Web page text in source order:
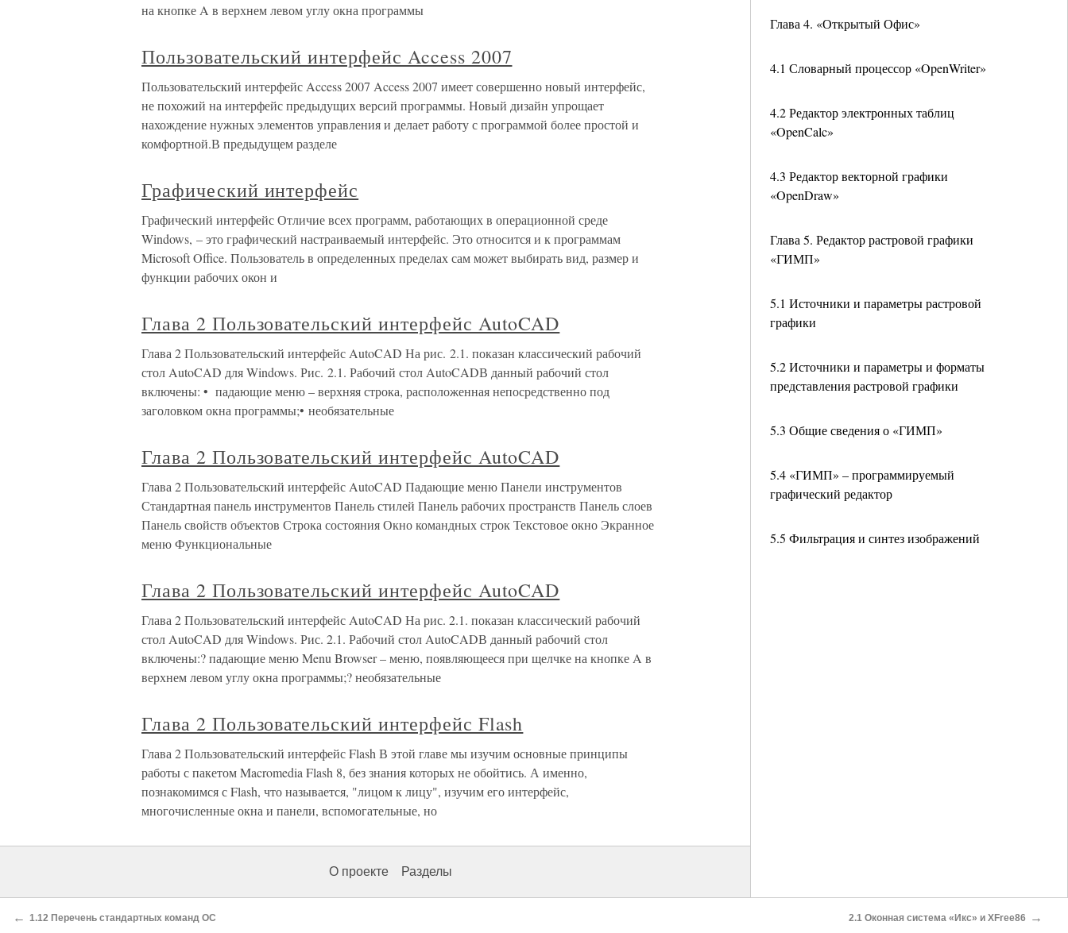
Глава 4. «Открытый Офис»
4.1 Словарный процессор «OpenWriter»
4.2 Редактор электронных таблиц
«OpenCalc»
4.3 Редактор векторной графики
«OpenDraw»
Глава 5. Редактор растровой графики
«ГИМП»
5.1 Источники и параметры растровой
графики
5.2 Источники и параметры и форматы
представления растровой графики
5.3 Общие сведения о «ГИМП»
5.4 «ГИМП» – программируемый
графический редактор
5.5 Фильтрация и синтез изображений
на кнопке A в верхнем левом углу окна программы
Пользовательский интерфейс Access 2007
Пользовательский интерфейс Access 2007 Access 2007 имеет совершенно новый интерфейс,
не похожий на интерфейс предыдущих версий программы. Новый дизайн упрощает
нахождение нужных элементов управления и делает работу с программой более простой и
комфортной.В предыдущем разделе
Графический интерфейс
Графический интерфейс Отличие всех программ, работающих в операционной среде
Windows, – это графический настраиваемый интерфейс. Это относится и к программам
Microsoft Office. Пользователь в определенных пределах сам может выбирать вид, размер и
функции рабочих окон и
Глава 2 Пользовательский интерфейс AutoCAD
Глава 2 Пользовательский интерфейс AutoCAD На рис. 2.1. показан классический рабочий
стол AutoCAD для Windows. Рис. 2.1. Рабочий стол AutoCADВ данный рабочий стол
включены: • падающие меню – верхняя строка, расположенная непосредственно под
заголовком окна программы;• необязательные
Глава 2 Пользовательский интерфейс AutoCAD
Глава 2 Пользовательский интерфейс AutoCAD Падающие меню Панели инструментов
Стандартная панель инструментов Панель стилей Панель рабочих пространств Панель слоев
Панель свойств объектов Строка состояния Окно командных строк Текстовое окно Экранное
меню Функциональные
Глава 2 Пользовательский интерфейс AutoCAD
Глава 2 Пользовательский интерфейс AutoCAD На рис. 2.1. показан классический рабочий
стол AutoCAD для Windows. Рис. 2.1. Рабочий стол AutoCADВ данный рабочий стол
включены:? падающие меню Menu Browser – меню, появляющееся при щелчке на кнопке A в
верхнем левом углу окна программы;? необязательные
Глава 2 Пользовательский интерфейс Flash
Глава 2 Пользовательский интерфейс Flash В этой главе мы изучим основные принципы
работы с пакетом Macromedia Flash 8, без знания которых не обойтись. А именно,
познакомимся с Flash, что называется, "лицом к лицу", изучим его интерфейс,
многочисленные окна и панели, вспомогательные, но
О проекте Разделы
← 1.12 Перечень стандартных команд ОС 2.1 Оконная система «Икс» и XFree86 →